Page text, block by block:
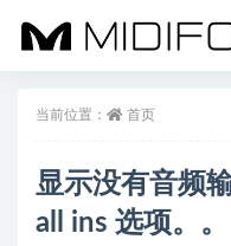
当前位置： 首页
显示没有音频
all ins 选项。。